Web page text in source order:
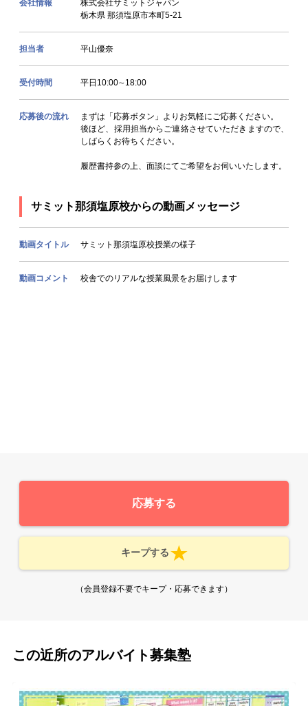
会社情報
株式会社サミットジャパン
栃木県 那須塩原市本町5-21
担当者 平山優奈
受付時間 平日10:00∼18:00
応募後の流れ
まずは「応募ボタン」よりお気軽にご応募ください。
後ほど、採用担当からご連絡させていただきますので、
しばらくお待ちください。
履歴書持参の上、面談にてご希望をお伺いいたします。
サミット那須塩原校からの動画メッセージ
動画タイトル サミット那須塩原校授業の様子
動画コメント 校舎でのリアルな授業風景をお届けします
応募する
キープする
（会員登録不要でキープ・応募できます）
この近所のアルバイト募集塾